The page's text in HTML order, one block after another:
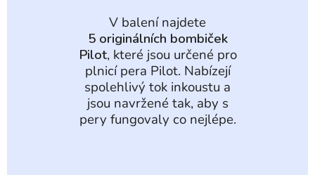
V balení najdete
5 originálních bombiček
Pilot, které jsou určené pro
plnicí pera Pilot. Nabízejí
spolehlivý tok inkoustu a
jsou navržené tak, aby s
pery fungovaly co nejlépe.